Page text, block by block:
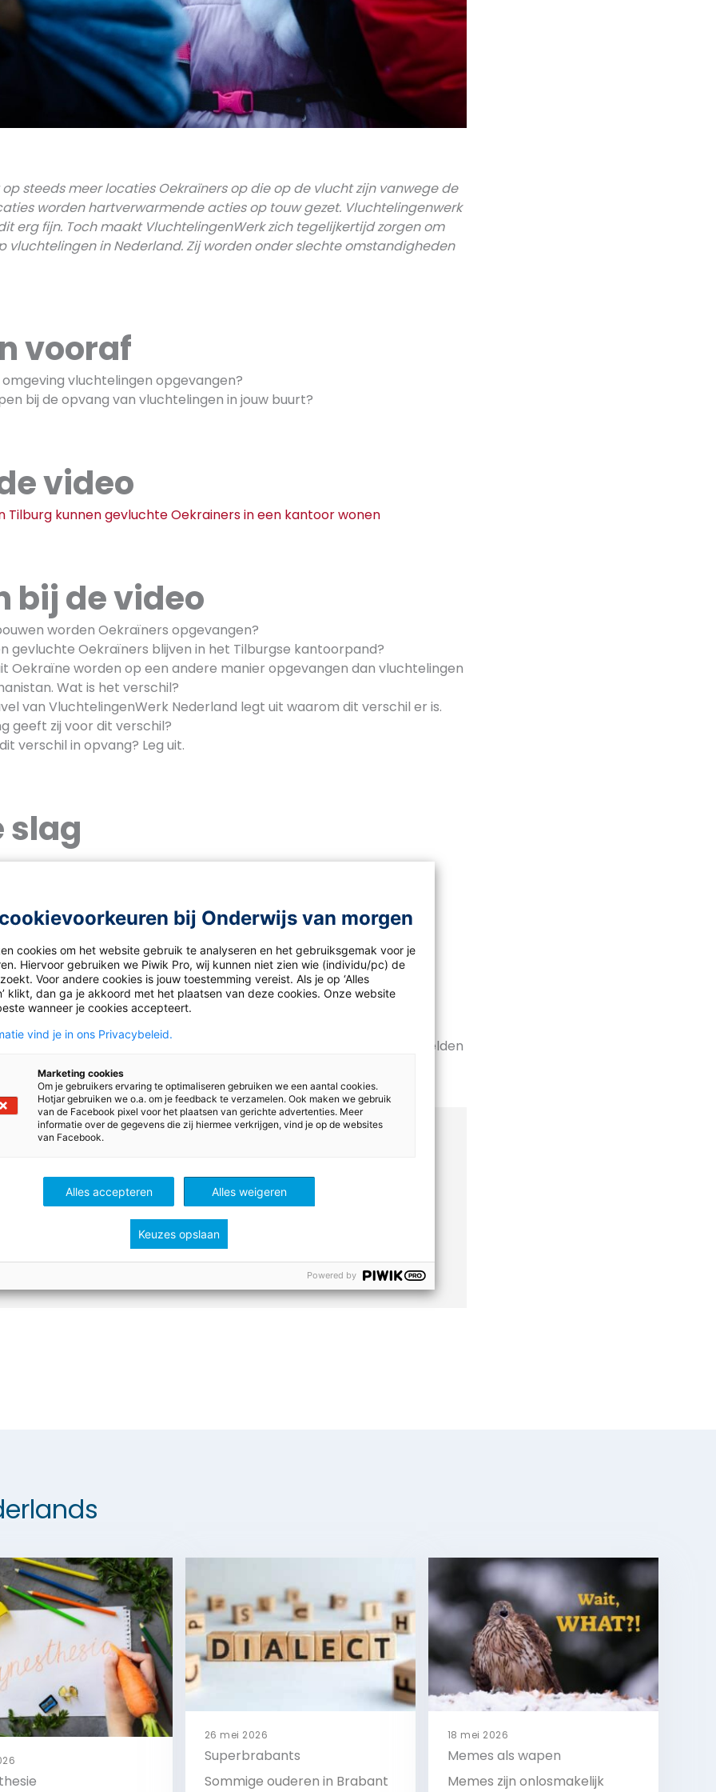
steeds meer locaties Oekraïners op die op de vlucht zijn vanwege de
worden hartverwarmende acties op touw gezet. Vluchtelingenwerk
erg fijn. Toch maakt VluchtelingenWerk zich tegelijkertijd zorgen om
vluchtelingen in Nederland. Zij worden onder slechte omstandigheden
vooraf
vluchtelingen opgevangen?
bij de opvang van vluchtelingen in jouw buurt?
video
Tilburg kunnen gevluchte Oekrainers in een kantoor wonen
bij de video
worden Oekraïners opgevangen?
gevluchte Oekraïners blijven in het Tilburgse kantoorpand?
Oekraïne worden op een andere manier opgevangen dan vluchtelingen
Wat is het verschil?
van VluchtelingenWerk Nederland legt uit waarom dit verschil er is.
geeft zij voor dit verschil?
verschil in opvang? Leg uit.
slag
– 300 woorden) aan Evita Bloemheuvel van VluchtelingenWerk
brief beschrijf je jouw idee voor een actie voor vluchtelingen uit
of Afghanistan.
een collage waarmee je jouw kijk op de opvangverschillen
kan je helpen. Op de achterkant leg je uit waarom je welke beelden
gekozen.
bekijken
te kunnen zien, moet je zijn ingelogd. Heb je nog geen
je dan nu aan! Het is GRATIS.
Inloggen
26 mei 2026
Superbrabants
Sommige ouderen in Brabant
18 mei 2026
Memes als wapen
Memes zijn onlosmakelijk
bij Onderwijs van morgen
cookies om het website gebruik te analyseren en het gebruiksgemak voor je
Hiervoor gebruiken we Piwik Pro, wij kunnen niet zien wie (individu/pc) de
Voor andere cookies is jouw toestemming vereist. Als je op ‘Alles
klikt, dan ga je akkoord met het plaatsen van deze cookies. Onze website
wanneer je cookies accepteert.
vind je in ons Privacybeleid.
Marketing cookies
Om je gebruikers ervaring te optimaliseren gebruiken we een aantal cookies.
Hotjar gebruiken we o.a. om je feedback te verzamelen. Ook maken we gebruik
van de Facebook pixel voor het plaatsen van gerichte advertenties. Meer
informatie over de gegevens die zij hiermee verkrijgen, vind je op de websites
van Facebook.
Alles accepteren Alles weigeren
Keuzes opslaan
Powered by